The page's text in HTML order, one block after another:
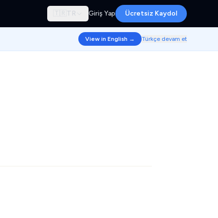
🇹🇷 TR Giriş Yap Ücretsiz Kaydol
View in English → Türkçe devam et